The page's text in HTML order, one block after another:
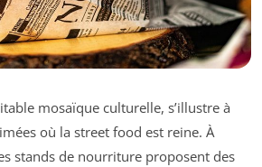
mosaïque culturelle, s’illustre à
où la street food est reine. À
stands de nourriture proposent des